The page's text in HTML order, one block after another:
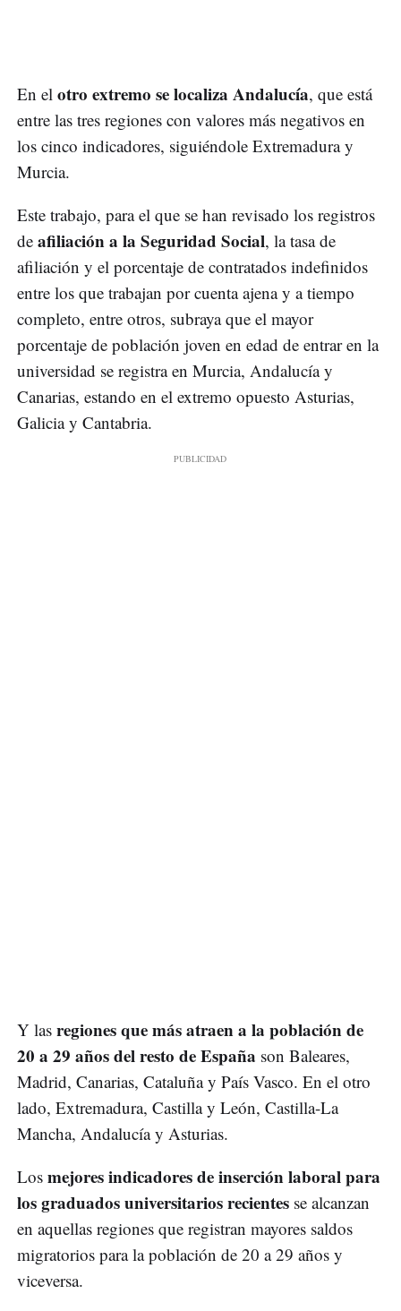
En el otro extremo se localiza Andalucía, que está
entre las tres regiones con valores más negativos en
los cinco indicadores, siguiéndole Extremadura y
Murcia.
Este trabajo, para el que se han revisado los registros
de afiliación a la Seguridad Social, la tasa de
afiliación y el porcentaje de contratados indefinidos
entre los que trabajan por cuenta ajena y a tiempo
completo, entre otros, subraya que el mayor
porcentaje de población joven en edad de entrar en la
universidad se registra en Murcia, Andalucía y
Canarias, estando en el extremo opuesto Asturias,
Galicia y Cantabria.
Y las regiones que más atraen a la población de
20 a 29 años del resto de España son Baleares,
Madrid, Canarias, Cataluña y País Vasco. En el otro
lado, Extremadura, Castilla y León, Castilla-La
Mancha, Andalucía y Asturias.
Los mejores indicadores de inserción laboral para
los graduados universitarios recientes se alcanzan
en aquellas regiones que registran mayores saldos
migratorios para la población de 20 a 29 años y
viceversa.